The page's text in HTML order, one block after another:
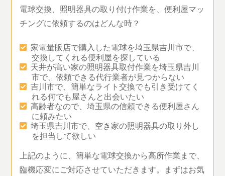
電球交換、照明器具の取り付け作業を、便利屋マッ
チングに依頼するのはどんな時？
家電量販店で購入した電球を埼玉県吉川市で、
交換してくれる便利屋を探している
天井が高い家の照明器具取付作業を埼玉県吉川
市で、依頼できる代行業者が見つからない
吉川市で、簡単なライト交換でも引き受けてく
れる何でも屋さんと出会いたい
高齢者なので、埼玉県の信頼できる便利屋さん
に頼みたい
埼玉県吉川市で、空き家の照明器具の取り外し
を担当して欲しい
上記のように、簡単な電球交換から高所作業まで、
臨機応変にご対応させていただきます。まずはお気